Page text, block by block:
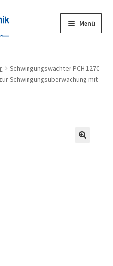
Menü
Schwingungswächter PCH 1270
Schwingungsüberwachung mit